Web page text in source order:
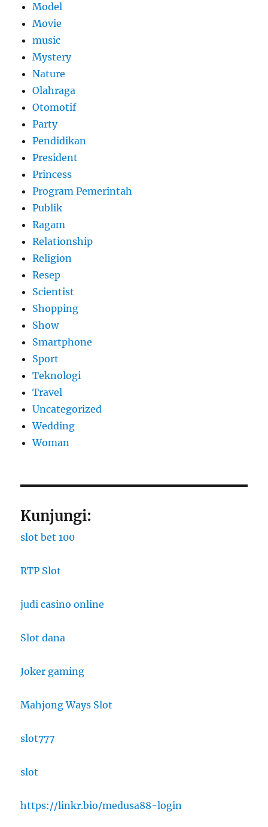
Model
Movie
music
Mystery
Nature
Olahraga
Otomotif
Party
Pendidikan
President
Princess
Program Pemerintah
Publik
Ragam
Relationship
Religion
Resep
Scientist
Shopping
Show
Smartphone
Sport
Teknologi
Travel
Uncategorized
Wedding
Woman
Kunjungi:
slot bet 100
RTP Slot
judi casino online
Slot dana
Joker gaming
Mahjong Ways Slot
slot777
slot
https://linkr.bio/medusa88-login